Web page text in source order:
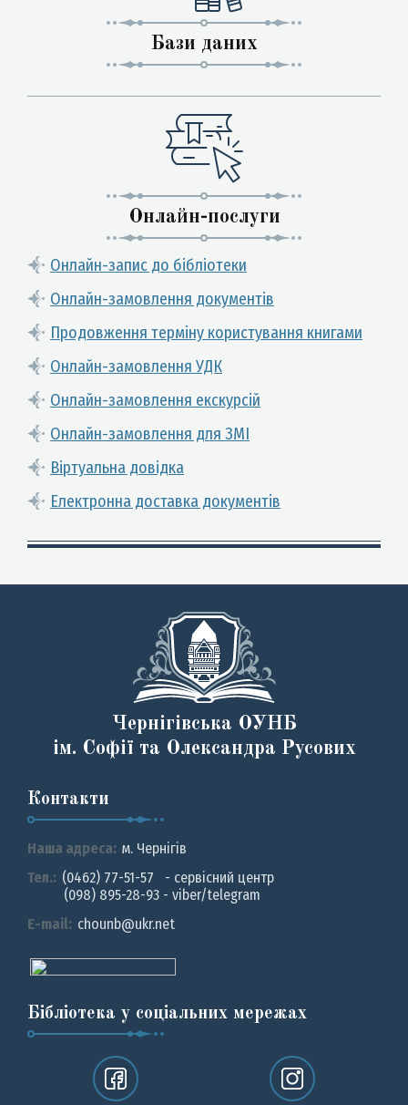
Бази даних
Онлайн-послуги
Онлайн-запис до бібліотеки
Онлайн-замовлення документів
Продовження терміну користування книгами
Онлайн-замовлення УДК
Онлайн-замовлення екскурсій
Онлайн-замовлення для ЗМІ
Віртуальна довідка
Електронна доставка документів
Чернігівська ОУНБ
ім. Софії та Олександра Русових
Контакти
Наша адреса: м. Чернiгiв
Тел.: (0462) 77-51-57 - сервісний центр
(098) 895-28-93 - viber/telegram
E-mail: chounb@ukr.net
Бібліотека у соціальних мережах